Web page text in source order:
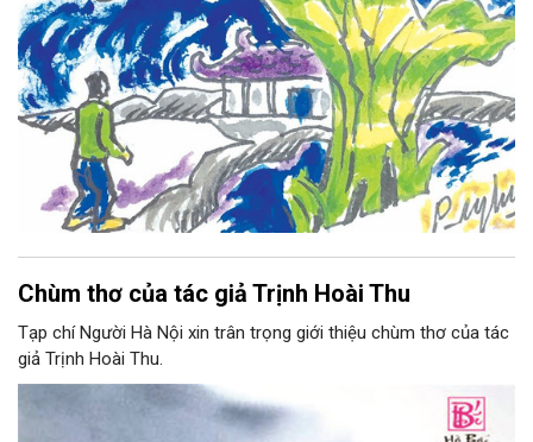
Chùm thơ của tác giả Trịnh Hoài Thu
Tạp chí Người Hà Nội xin trân trọng giới thiệu chùm thơ của tác
giả Trịnh Hoài Thu.